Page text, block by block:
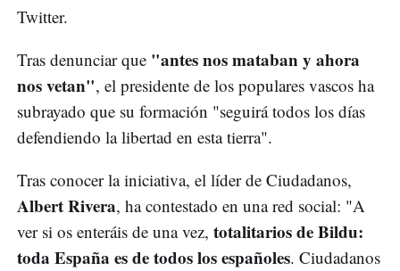
Twitter.
Tras denunciar que "antes nos mataban y ahora
nos vetan", el presidente de los populares vascos ha
subrayado que su formación "seguirá todos los días
defendiendo la libertad en esta tierra".
Tras conocer la iniciativa, el líder de Ciudadanos,
Albert Rivera, ha contestado en una red social: "A
ver si os enteráis de una vez, totalitarios de Bildu:
toda España es de todos los españoles. Ciudadanos